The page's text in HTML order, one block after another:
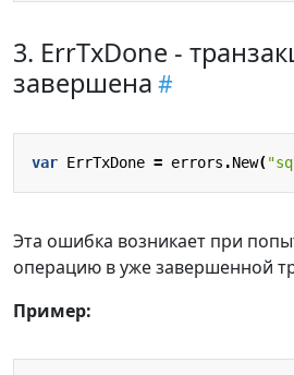
3. ErrTxDone -
завершена
var ErrTxDone = errors .New(
Эта ошибка возникает при
операцию в уже завершенной
Пример: